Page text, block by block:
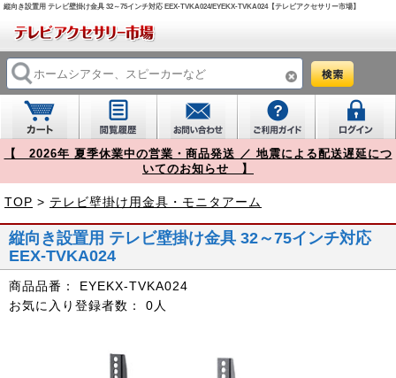
縦向き設置用 テレビ壁掛け金具 32～75インチ対応 EEX-TVKA024/EYEKX-TVKA024【テレビアクセサリー市場】
【 2026年 夏季休業中の営業・商品発送 ／ 地震による配送遅延につ
いてのお知らせ 】
TOP > テレビ壁掛け用金具・モニタアーム
縦向き設置用 テレビ壁掛け金具 32～75インチ対応
EEX-TVKA024
商品品番：
EYEKX-TVKA024
お気に入り登録者数：
0人